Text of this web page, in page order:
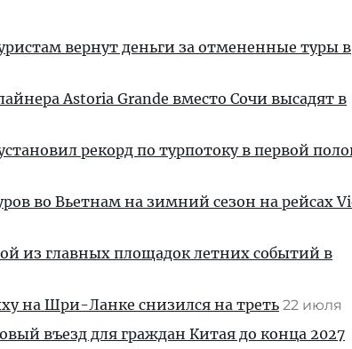
вернут деньги за отмененные туры в
Astoria Grande вместо Сочи высадят в
рекорд по турпотоку в первой
во Вьетнам на зимний сезон на рейсах
из главных площадок летних событий в
на Шри-Ланке снизился на треть 22 июля
въезд для граждан Китая до конца 2027